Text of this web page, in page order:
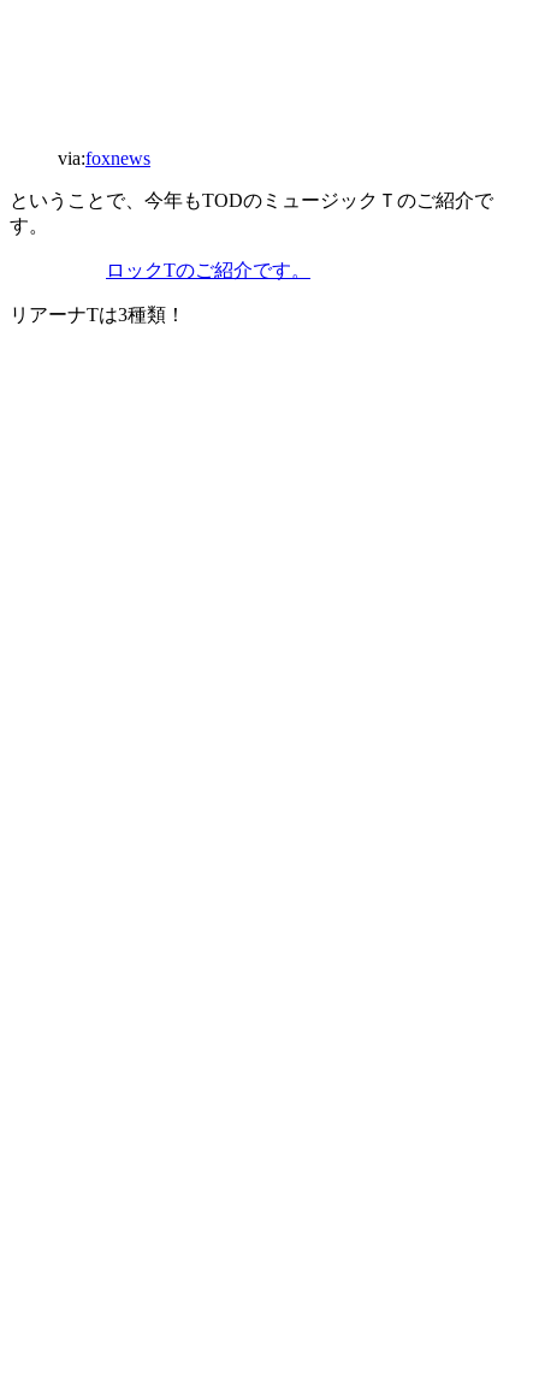
via:foxnews
ということで、今年もTODのミュージックＴのご紹介で
す。
ロックTのご紹介です。
リアーナTは3種類！